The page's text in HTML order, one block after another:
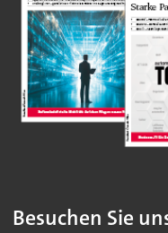
Besuchen Sie